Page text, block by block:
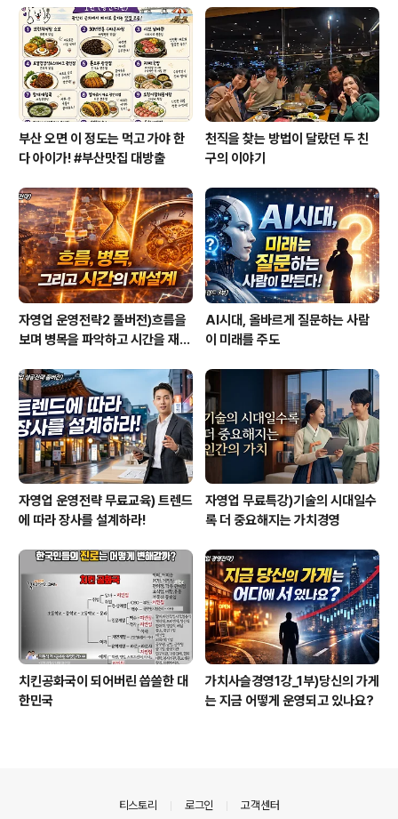
면서 점차 지..
부산 오면 이 정도는 먹고 가야 한
다 아이가! #부산맛집 대방출
천직을 찾는 방법이 달랐던 두 친
구의 이야기
자영업 운영전략2 풀버전)흐름을
보며 병목을 파악하고 시간을 재설
AI시대, 올바르게 질문하는 사람
이 미래를 주도
자영업 운영전략 무료교육) 트렌드
에 따라 장사를 설계하라!
자영업 무료특강)기술의 시대일수
록 더 중요해지는 가치경영
치킨공화국이 되어버린 씁쓸한 대
한민국
가치사슬경영1강_1부)당신의 가게
는 지금 어떻게 운영되고 있나요?
티스토리 로그인 고객센터